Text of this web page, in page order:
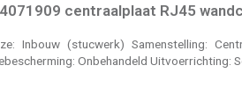
centraalplaat RJ45
Inbouw (stucwerk) Samenstelling:
Onbehandeld Uitvoerrichting: